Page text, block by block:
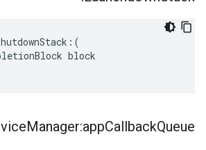
block
Manager:appCallbackQueue: